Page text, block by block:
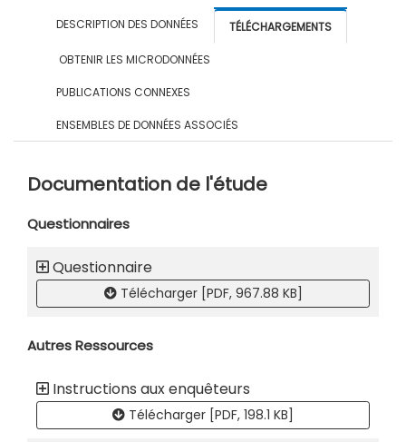
DESCRIPTION DES DONNÉES TÉLÉCHARGEMENTS
OBTENIR LES MICRODONNÉES
PUBLICATIONS CONNEXES
ENSEMBLES DE DONNÉES ASSOCIÉS
Documentation de l'étude
Questionnaires
Questionnaire
Télécharger [PDF, 967.88 KB]
Autres Ressources
Instructions aux enquêteurs
Télécharger [PDF, 198.1 KB]